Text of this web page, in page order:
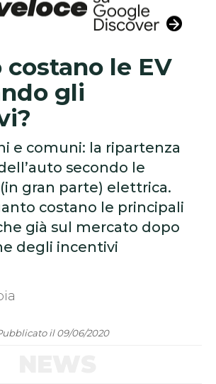
costano le EV
gli
e comuni: la ripartenza
secondo le
gran parte) elettrica.
costano le principali
già sul mercato dopo
degli incentivi
il 09/06/2020